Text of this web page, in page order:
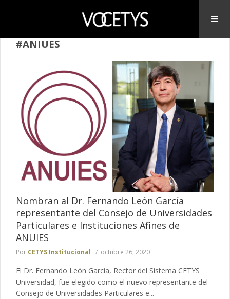
#ANIUES
Nombran al Dr. Fernando León García
representante del Consejo de Universidades
Particulares e Instituciones Afines de
ANUIES
Por CETYS Institucional octubre 26, 2020
El Dr. Fernando León García, Rector del Sistema CETYS
Universidad, fue elegido como el nuevo representante del
Consejo de Universidades Particulares e...